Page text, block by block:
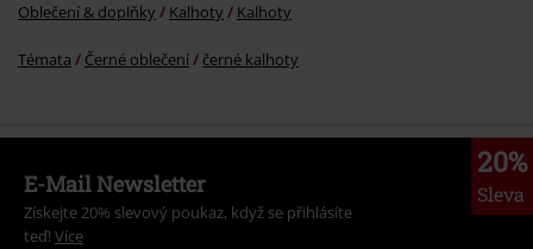
Oblečení & doplňky Kalhoty Kalhoty
Témata Černé oblečení černé kalhoty
20%
Sleva
E-Mail Newsletter
Získejte 20% slevový poukaz, když se přihlásíte
teď! Více